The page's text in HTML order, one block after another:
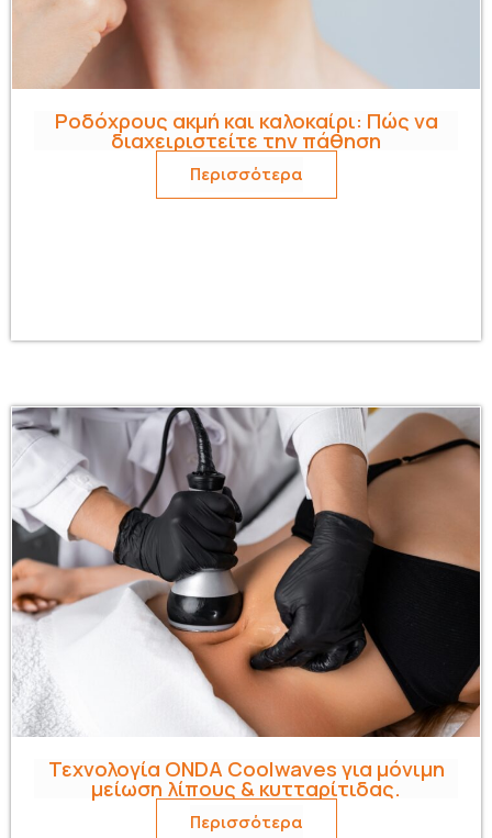
Ροδόχρους ακμή και καλοκαίρι: Πώς να
διαχειριστείτε την πάθηση
Περισσότερα
Τεχνολογία ONDA Coolwaves για μόνιμη
μείωση λίπους & κυτταρίτιδας.
Περισσότερα